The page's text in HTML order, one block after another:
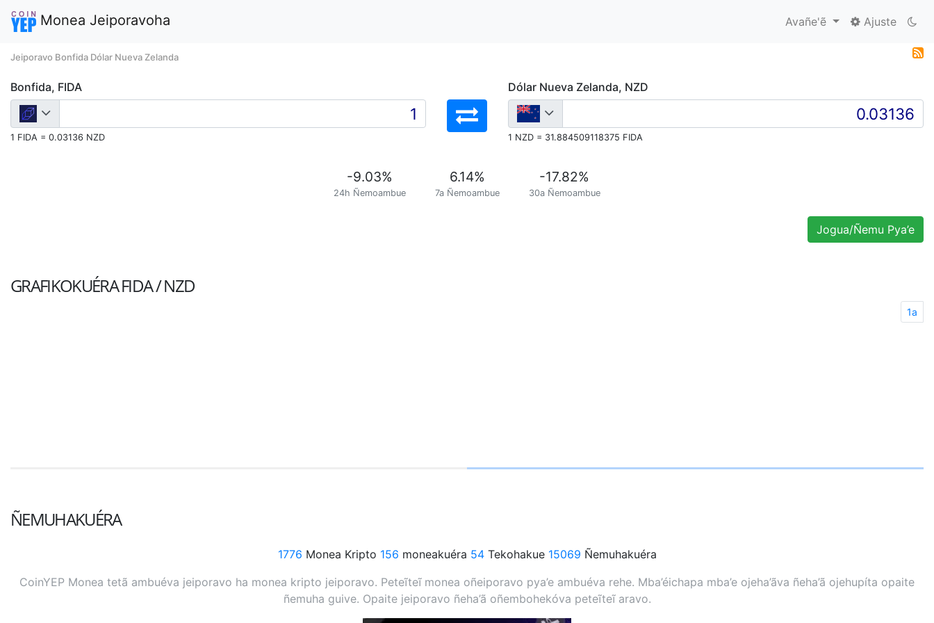
Monea Jeiporavoha Avañe'ẽ Ajuste
Jeiporavo Bonfida Dólar Nueva Zelanda
Bonfida, FIDA
1 FIDA = 0.03136 NZD
Dólar Nueva Zelanda, NZD
1 NZD = 31.884509118375 FIDA
-9.03%
24h Ñemoambue
6.14%
7a Ñemoambue
-17.82%
30a Ñemoambue
Jogua/Ñemu Pya’e
GRAFIKOKUÉRAFIDA / NZD
1a
ÑEMUHAKUÉRA
1776 Monea Kripto 156 moneakuéra 54Tekohakue 15069 Ñemuhakuéra
CoinYEP Monea tetã ambuéva jeiporavo ha monea kripto jeiporavo. Peteĩteĩ monea oñeiporavo pya’e ambuéva rehe. Mba’éichapa mba’e ojeha’ãva ñeha’ã ojehupíta opaite
ñemuha guive. Opaite jeiporavo ñeha’ã oñembohekóva peteĩteĩ aravo.